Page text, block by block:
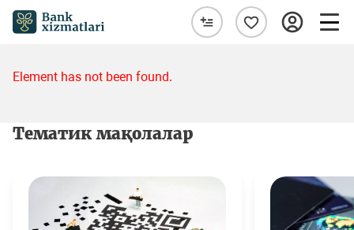
Element has not been found.
Тематик мақолалар